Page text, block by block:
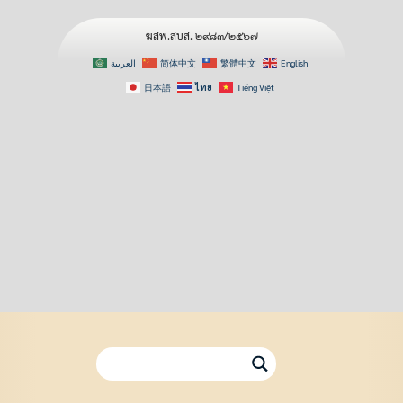
ฆสพ.สบส. ๒๙๘๓/๒๕๖๗
العربية 简体中文 繁體中文 English
日本語 ไทย Tiếng Việt